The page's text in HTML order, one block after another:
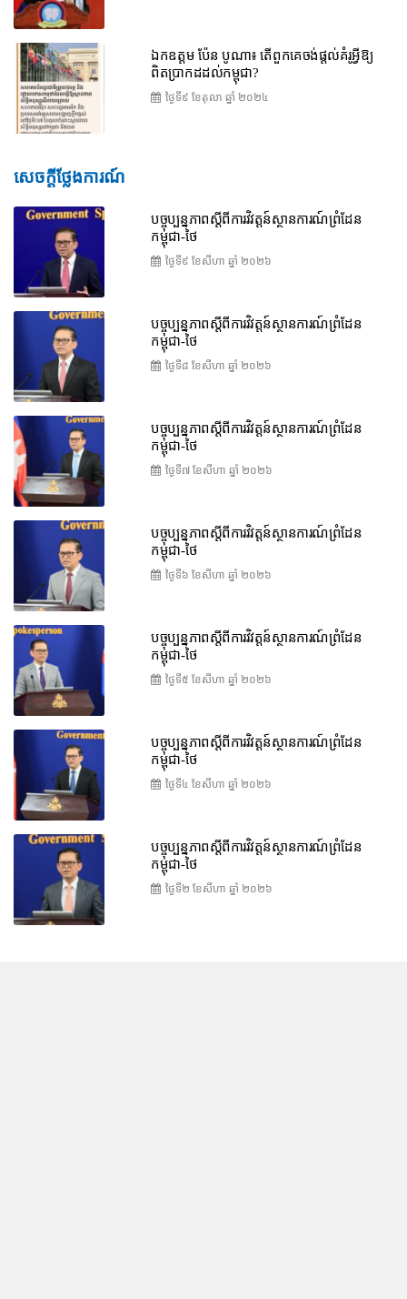
ឯកឧត្តម ប៉ែន បូណា៖ តើពួកគេចង់ផ្តល់គំរូអ្វីឱ្យ
ពិតប្រាកដដល់កម្ពុជា?
ថ្ងៃទី៩ ខែ​តុលា ឆ្នាំ ២០២៤
សេចក្តីថ្លែងការណ៍
បច្ចុប្បន្នភាពស្ដីពីការវិវត្តន៍ស្ថានការណ៍ព្រំដែន
កម្ពុជា-ថៃ
ថ្ងៃទី៩ ខែ​សីហា ឆ្នាំ ២០២៦
បច្ចុប្បន្នភាពស្ដីពីការវិវត្តន៍ស្ថានការណ៍ព្រំដែន
កម្ពុជា-ថៃ
ថ្ងៃទី៨ ខែ​សីហា ឆ្នាំ ២០២៦
បច្ចុប្បន្នភាពស្ដីពីការវិវត្តន៍ស្ថានការណ៍ព្រំដែន
កម្ពុជា-ថៃ
ថ្ងៃទី៧ ខែ​សីហា ឆ្នាំ ២០២៦
បច្ចុប្បន្នភាពស្ដីពីការវិវត្តន៍ស្ថានការណ៍ព្រំដែន
កម្ពុជា-ថៃ
ថ្ងៃទី៦ ខែ​សីហា ឆ្នាំ ២០២៦
បច្ចុប្បន្នភាពស្ដីពីការវិវត្តន៍ស្ថានការណ៍ព្រំដែន
កម្ពុជា-ថៃ
ថ្ងៃទី៥ ខែ​សីហា ឆ្នាំ ២០២៦
បច្ចុប្បន្នភាពស្ដីពីការវិវត្តន៍ស្ថានការណ៍ព្រំដែន
កម្ពុជា-ថៃ
ថ្ងៃទី៤ ខែ​សីហា ឆ្នាំ ២០២៦
បច្ចុប្បន្នភាពស្ដីពីការវិវត្តន៍ស្ថានការណ៍ព្រំដែន
កម្ពុជា-ថៃ
ថ្ងៃទី២ ខែ​សីហា ឆ្នាំ ២០២៦